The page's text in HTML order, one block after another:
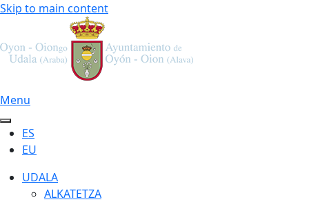
Skip to main content
Menu
ES
EU
UDALA
ALKATETZA